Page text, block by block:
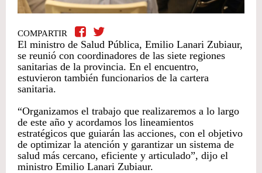
COMPARTIR
El ministro de Salud Pública, Emilio Lanari Zubiaur,
se reunió con coordinadores de las siete regiones
sanitarias de la provincia. En el encuentro,
estuvieron también funcionarios de la cartera
sanitaria.
“Organizamos el trabajo que realizaremos a lo largo
de este año y acordamos los lineamientos
estratégicos que guiarán las acciones, con el objetivo
de optimizar la atención y garantizar un sistema de
salud más cercano, eficiente y articulado”, dijo el
ministro Emilio Lanari Zubiaur.